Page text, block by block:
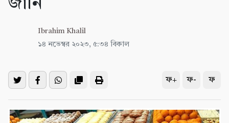
জানি
Ibrahim Khalil
১৪ নভেম্বর ২০২৩, ৫:৩৪ বিকাল
ফ+ ফ- ফ